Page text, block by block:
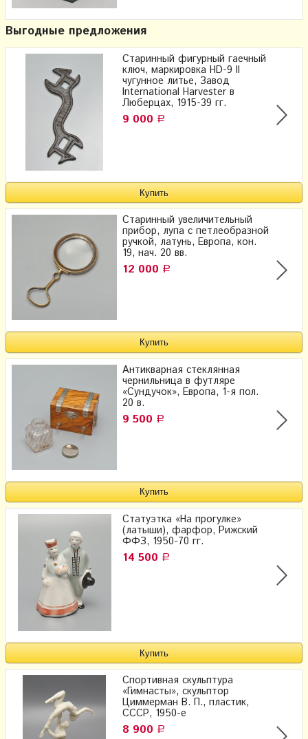
Выгодные предложения
Старинный фигурный гаечный
ключ, маркировка HD-9 II
чугунное литье, Завод
International Harvester в
Люберцах, 1915-39 гг.
9 000 Р
Старинный увеличительный
прибор, лупа с петлеобразной
ручкой, латунь, Европа, кон.
19, нач. 20 вв.
12 000 Р
Антикварная стеклянная
чернильница в футляре
«Сундучок», Европа, 1-я пол.
20 в.
9 500 Р
Статуэтка «На прогулке»
(латыши), фарфор, Рижский
ФФЗ, 1950-70 гг.
14 500 Р
Спортивная скульптура
«Гимнасты», скульптор
Циммерман В. П., пластик​,
СССР, 1950-е
8 900 Р